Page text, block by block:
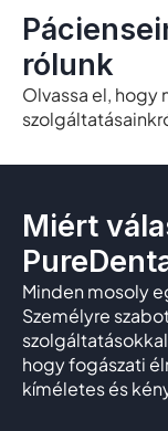
rólunk
Olvassa el, hogy
Miért
Minden mosoly
Személyre
hogy fogászati
kíméletes és